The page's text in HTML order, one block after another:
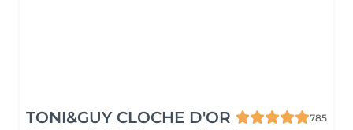
TONI&GUY CLOCHE D'OR
785